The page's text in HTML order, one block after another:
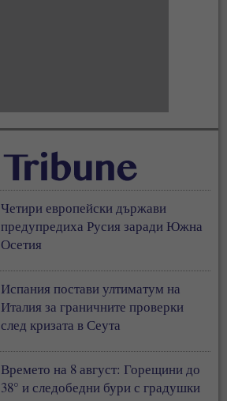
Четири европейски държави
предупредиха Русия заради Южна
Осетия
Испания постави ултиматум на
Италия за граничните проверки
след кризата в Сеута
Времето на 8 август: Горещини до
38° и следобедни бури с градушки